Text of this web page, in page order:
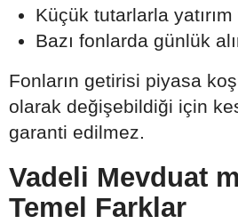
Küçük tutarlarla
Bazı fonlarda günlük
Fonların getirisi piyasa
olarak değişebildiği için
garanti edilmez.
Vadeli Mevduat
Temel Farklar